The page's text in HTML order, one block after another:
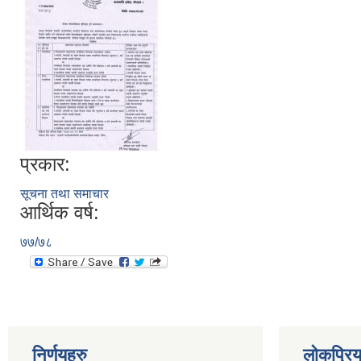
प्रकार:
सूचना तथा समाचार
आर्थिक वर्ष:
७७/७८
निर्णयहरु लोकप्रिय